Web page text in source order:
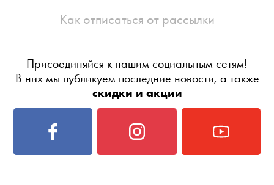
Как отписаться от рассылки
Присоединяйся к нашим социальным сетям!
В них мы публикуем последние новости, а также
скидки и акции